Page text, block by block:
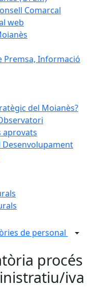
Comarcal
web
Premsa, Informació
del Moianès?
aprovats
de personal
procés
iva